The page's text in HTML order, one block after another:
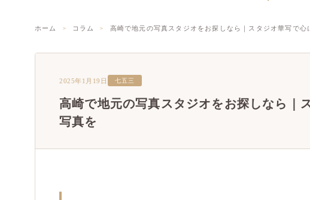
ホーム コラム 高崎で地元の写真スタジオをお探しなら｜スタジオ華写で心
2025年1月19日 七五三
高崎で地元の写真スタジオをお探しなら｜
写真を